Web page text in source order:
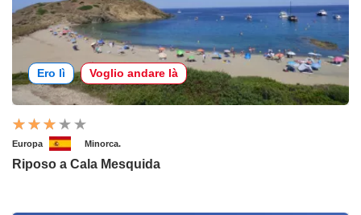
Ero lì Voglio andare là
Europa Minorca.
Riposo a Cala Mesquida